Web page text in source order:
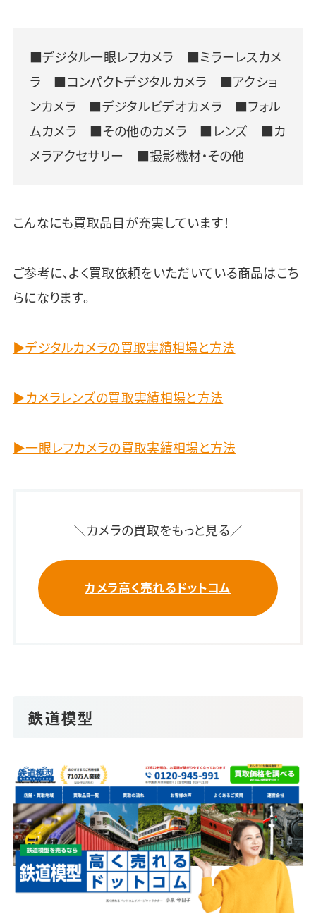
■デジタル一眼レフカメラ ■ミラーレスカメ
ラ ■コンパクトデジタルカメラ ■アクショ
ンカメラ ■デジタルビデオカメラ ■フォル
ムカメラ ■その他のカメラ ■レンズ ■カ
メラアクセサリー ■撮影機材・その他
こんなにも買取品目が充実しています！
ご参考に、よく買取依頼をいただいている商品はこち
らになります。
▶デジタルカメラの買取実績相場と方法
▶カメラレンズの買取実績相場と方法
▶一眼レフカメラの買取実績相場と方法
＼カメラの買取をもっと見る／
カメラ高く売れるドットコム
鉄道模型